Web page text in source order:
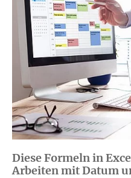
Diese Formeln in
Arbeiten mit Datum